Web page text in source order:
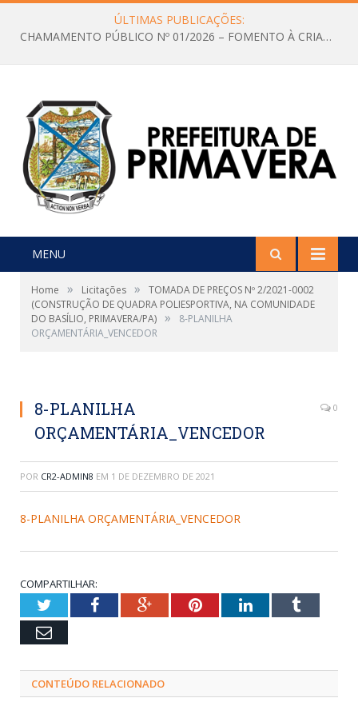
ÚLTIMAS PUBLICAÇÕES:
CHAMAMENTO PÚBLICO Nº 01/2026 – FOMENTO À CRIAÇÃO E A CIRCULAÇÃO DE PRODUÇÕES CULTURAIS – Aldir Blanc
MENU
Home » Licitações »
TOMADA DE PREÇOS Nº 2/2021-0002
(CONSTRUÇÃO DE QUADRA POLIESPORTIVA, NA COMUNIDADE
DO BASÍLIO, PRIMAVERA/PA) »
8-PLANILHA
ORÇAMENTÁRIA_VENCEDOR
8-PLANILHA
ORÇAMENTÁRIA_VENCEDOR
0
POR CR2-ADMIN8 EM 1 DE DEZEMBRO DE 2021
8-PLANILHA ORÇAMENTÁRIA_VENCEDOR
COMPARTILHAR:
TwitterFacebookGoogle+PinterestLinkedInTumblr
Email
CONTEÚDO RELACIONADO